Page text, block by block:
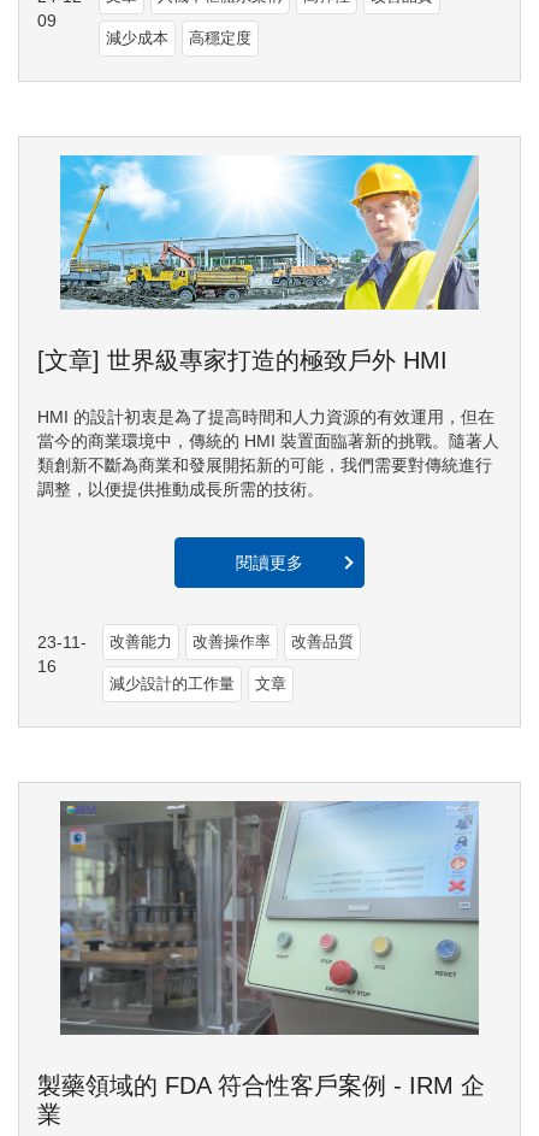
09
減少成本 高穩定度
[文章] 世界級專家打造的極致戶外 HMI
HMI 的設計初衷是為了提高時間和人力資源的有效運用，但在
當今的商業環境中，傳統的 HMI 裝置面臨著新的挑戰。隨著人
類創新不斷為商業和發展開拓新的可能，我們需要對傳統進行
調整，以便提供推動成長所需的技術。
閱讀更多
23-11-
16
改善能力 改善操作率 改善品質
減少設計的工作量 文章
製藥領域的 FDA 符合性客戶案例 - IRM 企
業